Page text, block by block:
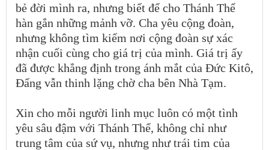
bẻ đời mình ra, nhưng biết để cho Thánh Thể
hàn gắn những mảnh vỡ. Cha yêu cộng đoàn,
nhưng không tìm kiếm nơi cộng đoàn sự xác
nhận cuối cùng cho giá trị của mình. Giá trị ấy
đã được khẳng định trong ánh mắt của Đức Kitô,
Đấng vẫn thinh lặng chờ cha bên Nhà Tạm.
Xin cho mỗi người linh mục luôn có một tình
yêu sâu đậm với Thánh Thể, không chỉ như
trung tâm của sứ vụ, nhưng như trái tim của